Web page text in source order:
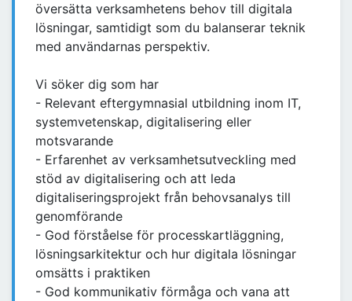
översätta verksamhetens behov till digitala
lösningar, samtidigt som du balanserar teknik
med användarnas perspektiv.
Vi söker dig som har
- Relevant eftergymnasial utbildning inom IT,
systemvetenskap, digitalisering eller
motsvarande
- Erfarenhet av verksamhetsutveckling med
stöd av digitalisering och att leda
digitaliseringsprojekt från behovsanalys till
genomförande
- God förståelse för processkartläggning,
lösningsarkitektur och hur digitala lösningar
omsätts i praktiken
- God kommunikativ förmåga och vana att